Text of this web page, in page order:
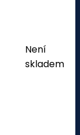
Není
skladem